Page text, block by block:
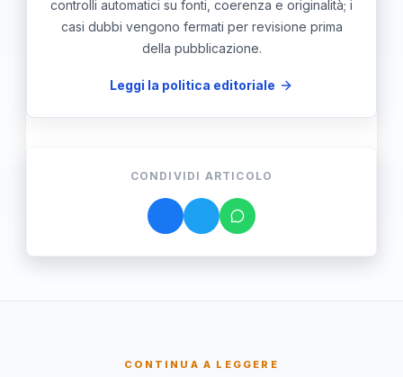
controlli automatici su fonti, coerenza e originalità; i
casi dubbi vengono fermati per revisione prima
della pubblicazione.
Leggi la politica editoriale
CONDIVIDI ARTICOLO
CONTINUA A LEGGERE